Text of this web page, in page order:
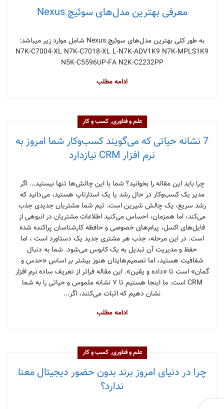
معرفی بهترین مدل‌های سوئیچ Nexus
به طور کلی بهترین مدل‌های سوئیچ Nexus شامل موارد زیر میباشد:
N7K-C7004-XL N7K-C7018-XL L-N7K-ADV1K9 N7K-MPLS1K9
N5K-C5596UP-FA N2K-C2232PP
ادامه مطلب
علم و فناوری,کسب و کار
7 نشانه حیاتی که می‌گویند کسب‌وکار شما امروز به
نرم افزار CRM نیازدارد
چرا باید این مقاله را بخوانید؟ شما با این چالش‌ها تنها نیستید... اگر
مدیر یک کسب‌وکار در حال رشد یا یک استارتاپ هستید، می‌دانید که
رشد سریع، یک چالش شیرین است. تیم شما مشتریان جدیدی جذب
می‌کند، اما همزمان، احساس می‌کنید اطلاعات مشتریان در انبوهی از
فایل‌های اکسل، پیام‌های خصوصی و حافظه کارشناسان پراکنده شده
است. در این مرحله، جذب هر مشتری جدید یک دستاورد است ، اما
حفظ و مدیریت آن تبدیل به یک کابوس می‌شود. شما به دنبال
شفافیت هستید، اما تصمیم‌هایتان هنوز بیشتر بر اساس «حدس و
گمان» است تا «داده و یقین». این مقاله فراتر از تعریف ساده نرم افزار
CRM است. ما اینجا هستیم تا ۷ نشانه ملموس و حیاتی را به شما
نشان دهیم که اثبات می‌کنند، اگر...
ادامه مطلب
علم و فناوری,کسب و کار
چرا در دنیای امروز برند بدون حضور دیجیتال معنا
ندارد؟